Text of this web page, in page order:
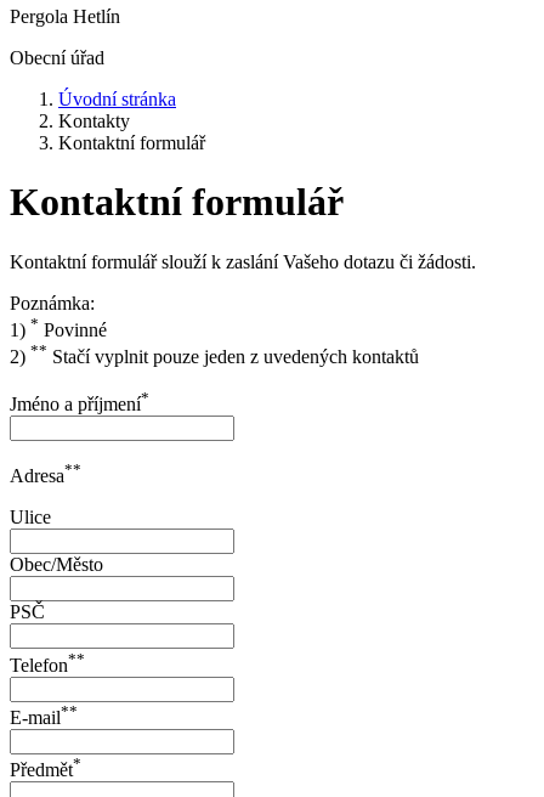
Pergola Hetlín
Obecní úřad
Úvodní stránka
Kontakty
Kontaktní formulář
Kontaktní formulář
Kontaktní formulář slouží k zaslání Vašeho dotazu či žádosti.
Poznámka:
1) * Povinné
2) ** Stačí vyplnit pouze jeden z uvedených kontaktů
Jméno a příjmení*
Adresa**
Ulice
Obec/Město
PSČ
Telefon**
E-mail**
Předmět*